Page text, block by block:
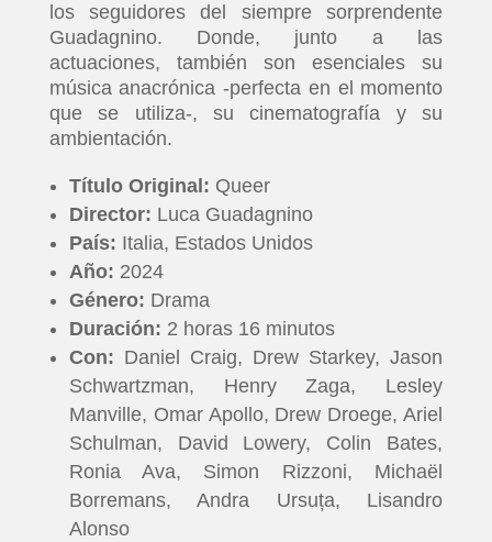
los seguidores del siempre sorprendente
Guadagnino. Donde, junto a las
actuaciones, también son esenciales su
música anacrónica -perfecta en el momento
que se utiliza-, su cinematografía y su
ambientación.
Título Original: Queer
Director: Luca Guadagnino
País: Italia, Estados Unidos
Año: 2024
Género: Drama
Duración: 2 horas 16 minutos
Con: Daniel Craig, Drew Starkey, Jason
Schwartzman, Henry Zaga, Lesley
Manville, Omar Apollo, Drew Droege, Ariel
Schulman, David Lowery, Colin Bates,
Ronia Ava, Simon Rizzoni, Michaël
Borremans, Andra Ursuța, Lisandro
Alonso